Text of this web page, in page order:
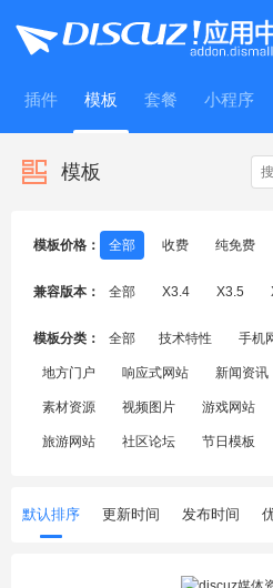
插件 模板 套餐 小程序
WitFrame
模板
模板价格： 全部 收费 纯免费
兼容版本： 全部 X3.4 X3.5
模板分类： 全部 技术特性 手机
地方门户 响应式网站 新闻资讯
素材资源 视频图片 游戏网站
旅游网站 社区论坛 节日模板
默认排序 更新时间 发布时间